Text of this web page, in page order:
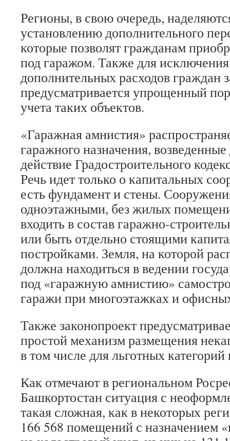
Регионы, в свою очередь,
установлению дополнительного
которые позволят гражданам
под гаражом. Также для
дополнительных расходов граждан
предусматривается упрощенный
учета таких объектов.
«Гаражная амнистия»
гаражного назначения,
действие Градостроительного
Речь идет только о капитальных
есть фундамент и стены.
одноэтажными, без жилых
входить в состав гаражно-
или быть отдельно стоящими
постройками. Земля, на которой
должна находиться в ведении
под «гаражную амнистию»
гаражи при многоэтажках и
Также законопроект
простой механизм размещения
в том числе для льготных
Как отмечают в региональном
Башкортостан ситуация с
такая сложная, как в некоторых
166 568 помещений с назначением